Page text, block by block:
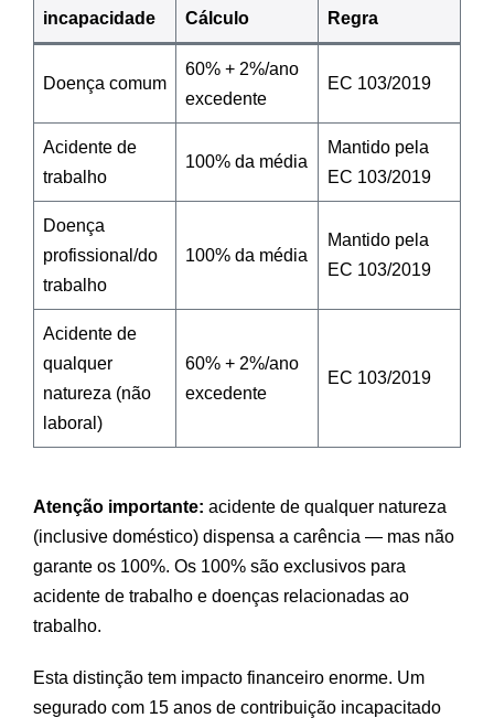
incapacidade
Cálculo Regra
Doença comum
60% + 2%/ano
excedente
EC 103/2019
Acidente de
trabalho
100% da média
Mantido pela
EC 103/2019
Doença
profissional/do
trabalho
100% da média
Mantido pela
EC 103/2019
Acidente de
qualquer
natureza (não
laboral)
60% + 2%/ano
excedente
EC 103/2019
Atenção importante: acidente de qualquer natureza
(inclusive doméstico) dispensa a carência — mas não
garante os 100%. Os 100% são exclusivos para
acidente de trabalho e doenças relacionadas ao
trabalho.
Esta distinção tem impacto financeiro enorme. Um
segurado com 15 anos de contribuição incapacitado